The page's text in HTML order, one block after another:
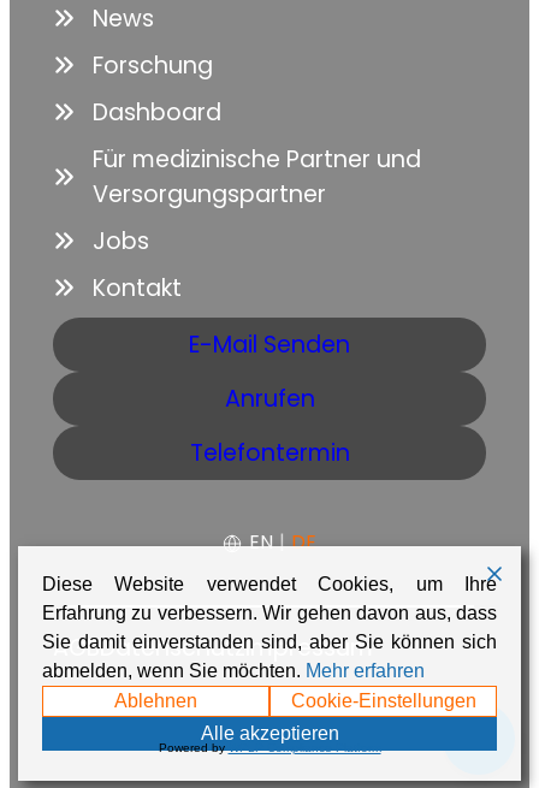
News
Forschung
Dashboard
Für medizinische Partner und
Versorgungspartner
Jobs
Kontakt
E-Mail Senden
Anrufen
Telefontermin
EN | DE
AGBDatenschutzImpressum
Made with ❤️ in Namibia byAdaire
Diese Website verwendet Cookies, um Ihre
Erfahrung zu verbessern. Wir gehen davon aus, dass
Sie damit einverstanden sind, aber Sie können sich
abmelden, wenn Sie möchten. Mehr erfahren
Ablehnen
Cookie-Einstellungen
Alle akzeptieren
Powered by WPLP Compliance Platform